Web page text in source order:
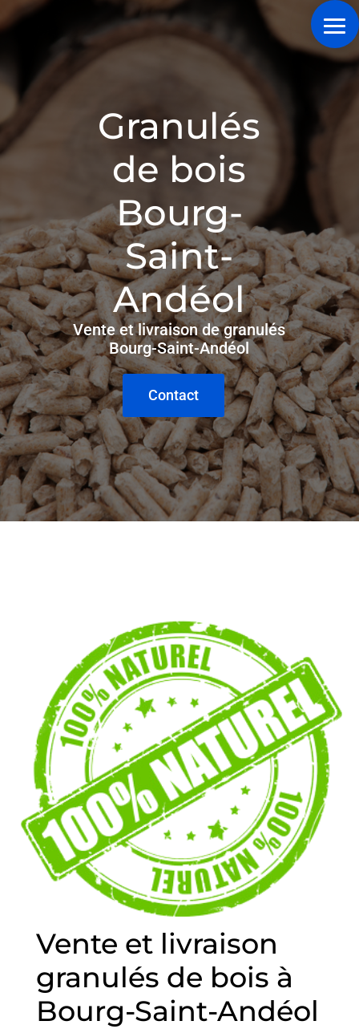
Granulés
de bois
Bourg-
Saint-
Andéol
Vente et livraison de granulés
Bourg-Saint-Andéol
Contact
Vente et livraison
granulés de bois à
Bourg-Saint-Andéol